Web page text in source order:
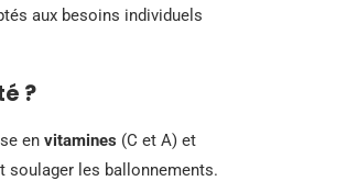
aux besoins individuels
?
en vitamines (C et A) et
soulager les ballonnements.